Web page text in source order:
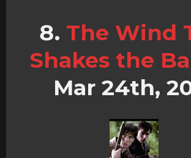
The Wind
Shakes the
Mar 24th,